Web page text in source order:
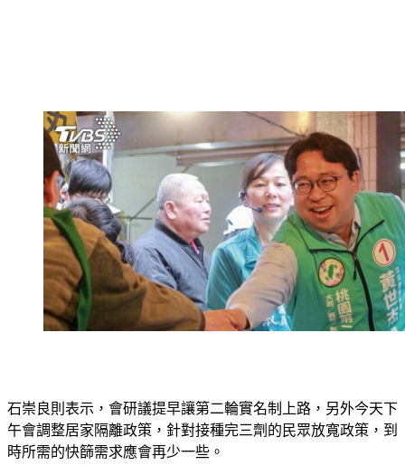
石崇良則表示，會研議提早讓第二輪實名制上路，另外今天下
午會調整居家隔離政策，針對接種完三劑的民眾放寬政策，到
時所需的快篩需求應會再少一些。